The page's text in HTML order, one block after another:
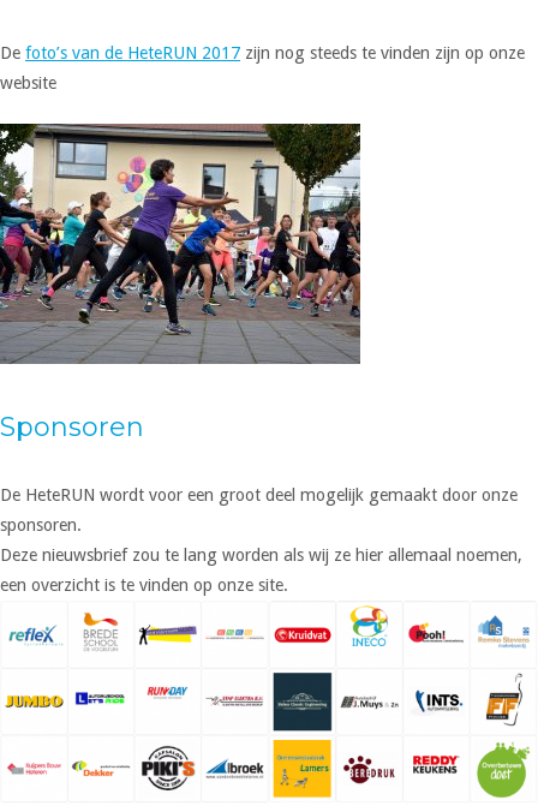
De foto’s van de HeteRUN 2017 zijn nog steeds te vinden zijn op onze
website
Sponsoren
De HeteRUN wordt voor een groot deel mogelijk gemaakt door onze
sponsoren.
Deze nieuwsbrief zou te lang worden als wij ze hier allemaal noemen,
een overzicht is te vinden op onze site.